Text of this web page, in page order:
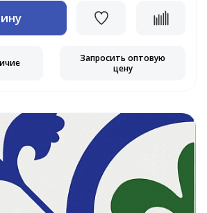
Запросить оптовую
цену